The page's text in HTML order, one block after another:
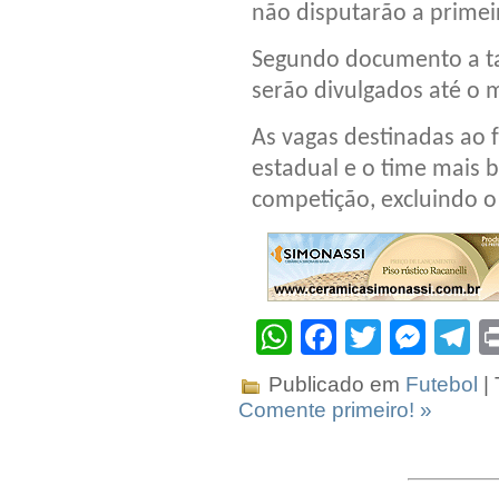
não disputarão a
Segundo documento a
serão divulgados até o
As vagas destinadas
estadual e o time mais
competição, excluindo
WhatsApp
Facebook
Twitter
Publicado em Futebol
|
Comente primeiro! »